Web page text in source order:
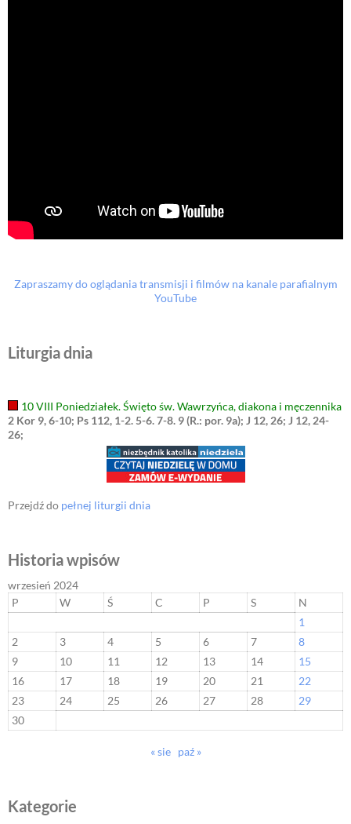
Zapraszamy do oglądania transmisji i filmów na kanale parafialnym
YouTube
Liturgia dnia
10 VIII Poniedziałek. Święto św. Wawrzyńca, diakona i męczennika
2 Kor 9, 6-10; Ps 112, 1-2. 5-6. 7-8. 9 (R.: por. 9a); J 12, 26; J 12, 24-
26;
Przejdź do pełnej liturgii dnia
Historia wpisów
wrzesień 2024
P
W Ś C P S
N
1
2
3 4 5 6 7
8
9
10 11 12 13 14
15
16
17 18 19 20 21
22
23
24 25 26 27 28
29
30
« sie paź »
Kategorie